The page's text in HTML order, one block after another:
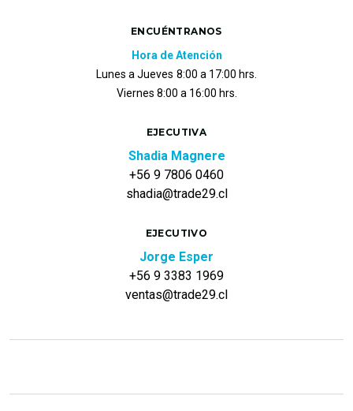
ENCUÉNTRANOS
Hora de Atención
Lunes a Jueves 8:00 a 17:00 hrs.
Viernes 8:00 a 16:00 hrs.
EJECUTIVA
Shadia Magnere
+56 9 7806 0460
shadia@trade29.cl
EJECUTIVO
Jorge Esper
+56 9 3383 1969
ventas@trade29.cl